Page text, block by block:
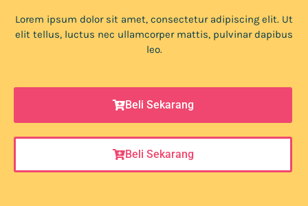
Lorem ipsum dolor sit amet, consectetur adipiscing elit. Ut
elit tellus, luctus nec ullamcorper mattis, pulvinar dapibus
leo.
Beli Sekarang
Beli Sekarang